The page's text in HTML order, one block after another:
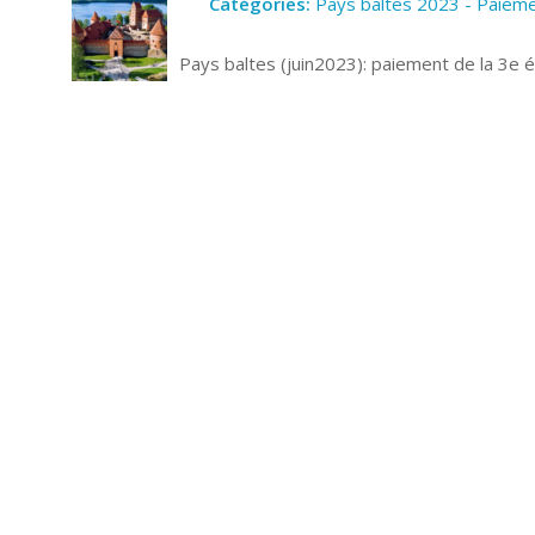
Pays baltes (juin2023): paiement de la 3e